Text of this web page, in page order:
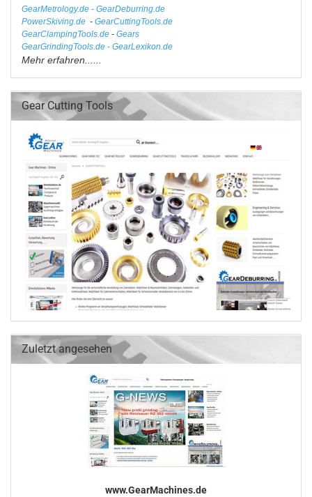
GearMetrology.de - GearDeburring.de
PowerSkiving.de - GearCuttingTools.de
GearClampingTools.de - Gears
GearGrindingTools.de - GearLexikon.de
Mehr erfahren......
Gear Cutting Tools
Zuletzt angesehen
www.GearMachines.de